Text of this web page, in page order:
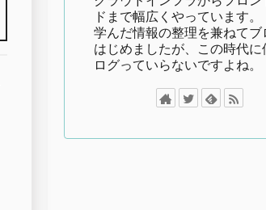
ドまで幅広くやっています。
学んだ情報の整理を兼ねてブ
はじめましたが、この時代に
ログっていらないですよね。